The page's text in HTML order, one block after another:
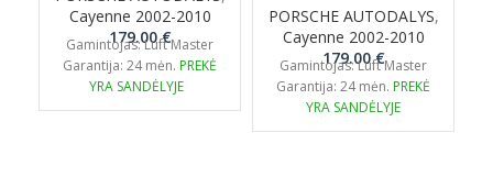
Cayenne 2002-2010
179.00€
Gamintojas: Luft Master
Garantija: 24 mėn. PREKĖ
YRA SANDĖLYJE
PORSCHE AUTODALYS,
Cayenne 2002-2010
179.00€
Gamintojas: Luft Master
Garantija: 24 mėn. PREKĖ
YRA SANDĖLYJE